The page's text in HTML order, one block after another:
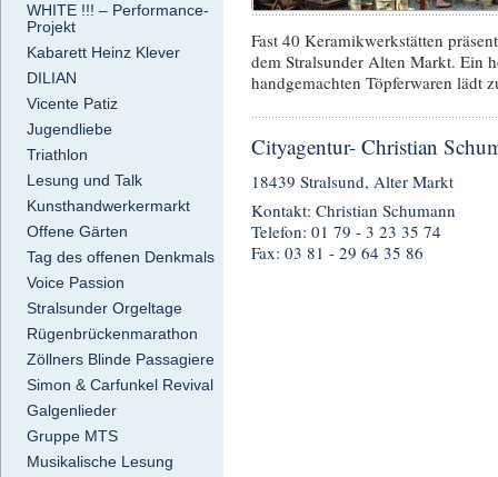
WHITE !!! – Performance-
Projekt
Kabarett Heinz Klever
DILIAN
Vicente Patiz
Jugendliebe
Triathlon
Lesung und Talk
Kunsthandwerkermarkt
Offene Gärten
Tag des offenen Denkmals
Voice Passion
Stralsunder Orgeltage
Rügenbrückenmarathon
Zöllners Blinde Passagiere
Simon & Carfunkel Revival
Galgenlieder
Gruppe MTS
Musikalische Lesung
Fast 40 Keramikwerkstätten
dem Stralsunder Alten Markt. Ein
handgemachten Töpferwaren lädt
Cityagentur- Christian
18439 Stralsund, Alter Markt
Kontakt: Christian Schumann
Telefon: 01 79 - 3 23 35 74
Fax: 03 81 - 29 64 35 86